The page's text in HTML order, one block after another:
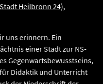
Heilbronn 24),
uns erinnern. Ein
einer Stadt zur NS-
Gegenwartsbewusstseins,
Didaktik und Unterricht